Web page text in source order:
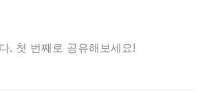
. 첫 번째로 공유해보세요!